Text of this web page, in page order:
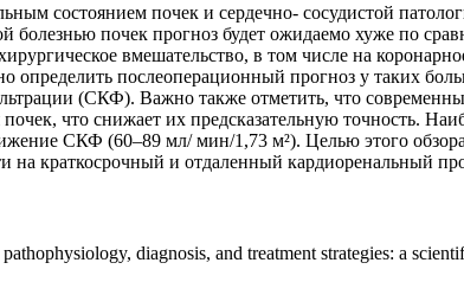
состоянием почек и сердечно- сосудистой
почек прогноз будет ожидаемо хуже по
вмешательство, в том числе на
послеоперационный прогноз у таких
(СКФ). Важно также отметить, что
что снижает их предсказательную точность.
СКФ (60–89 мл/ мин/1,73 м²). Целью этого
на краткосрочный и отдаленный кардиоренальный
diagnosis, and treatment strategies: a